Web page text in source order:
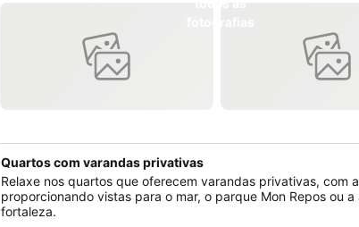
Quartos com varandas privativas
Relaxe nos quartos que oferecem varandas privativas, com
proporcionando vistas para o mar, o parque Mon Repos ou a
fortaleza.